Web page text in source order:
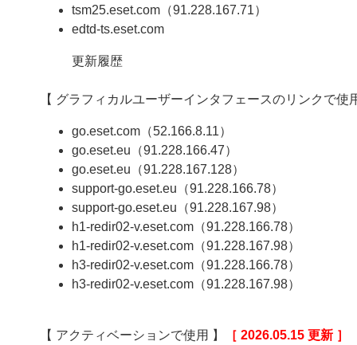
tsm25.eset.com（91.228.167.71）
edtd-ts.eset.com
更新履歴
【 グラフィカルユーザーインタフェースのリンクで使
go.eset.com（52.166.8.11）
go.eset.eu（91.228.166.47）
go.eset.eu（91.228.167.128）
support-go.eset.eu（91.228.166.78）
support-go.eset.eu（91.228.167.98）
h1-redir02-v.eset.com（91.228.166.78）
h1-redir02-v.eset.com（91.228.167.98）
h3-redir02-v.eset.com（91.228.166.78）
h3-redir02-v.eset.com（91.228.167.98）
【 アクティベーションで使用 】 ［ 2026.05.15 更新 ］